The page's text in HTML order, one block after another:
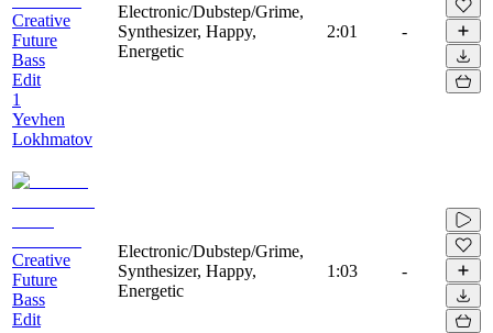
Creative
Future
Bass
Edit
1
Yevhen
Lokhmatov
Electronic/Dubstep/Grime,
Synthesizer, Happy,
Energetic
2:01 -
Creative
Future
Bass
Edit
Electronic/Dubstep/Grime,
Synthesizer, Happy,
Energetic
1:03 -